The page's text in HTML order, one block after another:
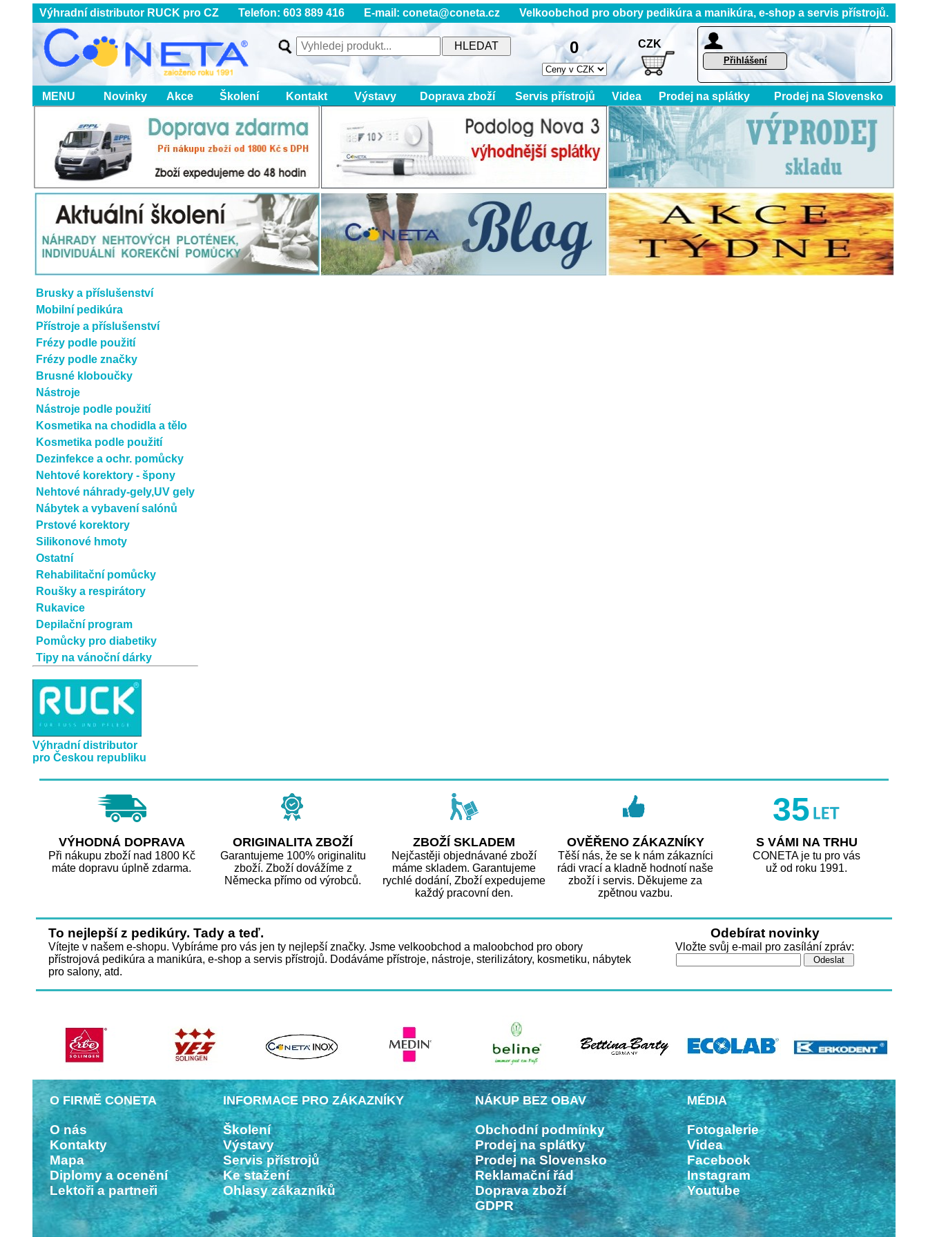
Výhradní distributor RUCK pro CZ Telefon: 603 889 416 E-mail: coneta@coneta.cz Velkoobchod pro obory pedikúra a manikúra, e-shop a servis přístrojů.
0 CZK
Přihlášení
MENU Novinky Akce Školení Kontakt Výstavy Doprava zboží Servis přístrojů Videa Prodej na splátky Prodej na Slovensko
Brusky a příslušenství
Mobilní pedikúra
Přístroje a příslušenství
Frézy podle použití
Frézy podle značky
Brusné kloboučky
Nástroje
Nástroje podle použití
Kosmetika na chodidla a tělo
Kosmetika podle použití
Dezinfekce a ochr. pomůcky
Nehtové korektory - špony
Nehtové náhrady-gely,UV gely
Nábytek a vybavení salónů
Prstové korektory
Silikonové hmoty
Ostatní
Rehabilitační pomůcky
Roušky a respirátory
Rukavice
Depilační program
Pomůcky pro diabetiky
Tipy na vánoční dárky
Výhradní distributor
pro Českou republiku
35
VÝHODNÁ DOPRAVA
Při nákupu zboží nad 1800 Kč
máte dopravu úplně zdarma.
ORIGINALITA ZBOŽÍ
Garantujeme 100% originalitu
zboží. Zboží dovážíme z
Německa přímo od výrobců.
ZBOŽÍ SKLADEM
Nejčastěji objednávané zboží
máme skladem. Garantujeme
rychlé dodání, Zboží expedujeme
každý pracovní den.
OVĚŘENO ZÁKAZNÍKY
Těší nás, že se k nám zákazníci
rádi vrací a kladně hodnotí naše
zboží i servis. Děkujeme za
zpětnou vazbu.
S VÁMI NA TRHU
CONETA je tu pro vás
už od roku 1991.
To nejlepší z pedikúry. Tady a teď.
Vítejte v našem e-shopu. Vybíráme pro vás jen ty nejlepší značky. Jsme velkoobchod a maloobchod pro obory
přístrojová pedikúra a manikúra, e-shop a servis přístrojů. Dodáváme přístroje, nástroje, sterilizátory, kosmetiku, nábytek
pro salony, atd.
Odebírat novinky
Vložte svůj e-mail pro zasílání zpráv:
O FIRMĚ CONETA
O nás
Kontakty
Mapa
Diplomy a ocenění
Lektoři a partneři
INFORMACE PRO ZÁKAZNÍKY
Školení
Výstavy
Servis přístrojů
Ke stažení
Ohlasy zákazníků
NÁKUP BEZ OBAV
Obchodní podmínky
Prodej na splátky
Prodej na Slovensko
Reklamační řád
Doprava zboží
GDPR
MÉDIA
Fotogalerie
Videa
Facebook
Instagram
Youtube